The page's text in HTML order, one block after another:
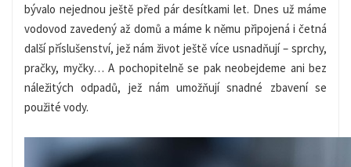
bývalo nejednou ještě před pár desítkami let. Dnes už máme
vodovod zavedený až domů a máme k němu připojená i četná
další příslušenství, jež nám život ještě více usnadňují – sprchy,
pračky, myčky… A pochopitelně se pak neobejdeme ani bez
náležitých odpadů, jež nám umožňují snadné zbavení se
použité vody.